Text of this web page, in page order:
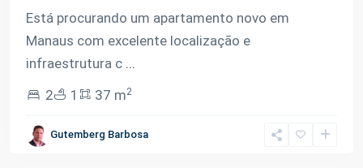
Está procurando um apartamento novo em
Manaus com excelente localização e
infraestrutura c ...
2
1 37 m2
Gutemberg Barbosa
Açu ,